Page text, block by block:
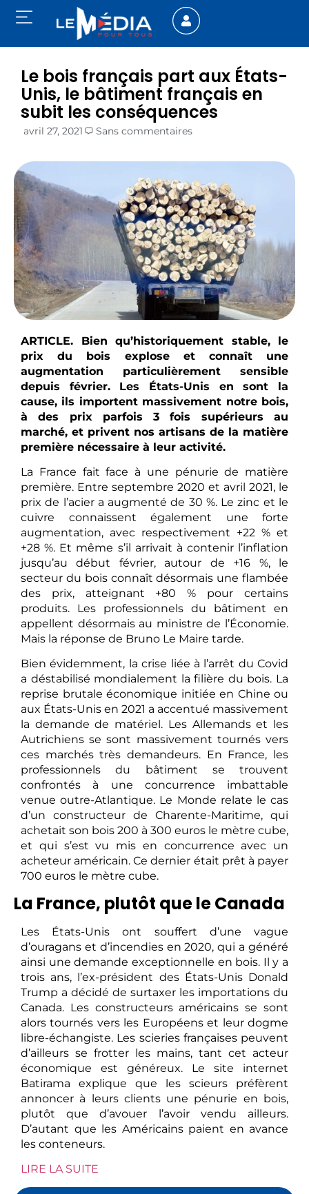
Le bois français part aux États-
Unis, le bâtiment français en
subit les conséquences
avril 27, 2021 Sans commentaires
ARTICLE. Bien qu’historiquement stable, le
prix du bois explose et connaît une
augmentation particulièrement sensible
depuis février. Les États-Unis en sont la
cause, ils importent massivement notre bois,
à des prix parfois 3 fois supérieurs au
marché, et privent nos artisans de la matière
première nécessaire à leur activité.
La France fait face à une pénurie de matière
première. Entre septembre 2020 et avril 2021, le
prix de l’acier a augmenté de 30 %. Le zinc et le
cuivre connaissent également une forte
augmentation, avec respectivement +22 % et
+28 %. Et même s’il arrivait à contenir l’inflation
jusqu’au début février, autour de +16 %, le
secteur du bois connaît désormais une flambée
des prix, atteignant +80 % pour certains
produits. Les professionnels du bâtiment en
appellent désormais au ministre de l’Économie.
Mais la réponse de Bruno Le Maire tarde.
Bien évidemment, la crise liée à l’arrêt du Covid
a déstabilisé mondialement la filière du bois. La
reprise brutale économique initiée en Chine ou
aux États-Unis en 2021 a accentué massivement
la demande de matériel. Les Allemands et les
Autrichiens se sont massivement tournés vers
ces marchés très demandeurs. En France, les
professionnels du bâtiment se trouvent
confrontés à une concurrence imbattable
venue outre-Atlantique. Le Monde relate le cas
d’un constructeur de Charente-Maritime, qui
achetait son bois 200 à 300 euros le mètre cube,
et qui s’est vu mis en concurrence avec un
acheteur américain. Ce dernier était prêt à payer
700 euros le mètre cube.
La France, plutôt que le Canada
Les États-Unis ont souffert d’une vague
d’ouragans et d’incendies en 2020, qui a généré
ainsi une demande exceptionnelle en bois. Il y a
trois ans, l’ex-président des États-Unis Donald
Trump a décidé de surtaxer les importations du
Canada. Les constructeurs américains se sont
alors tournés vers les Européens et leur dogme
libre-échangiste. Les scieries françaises peuvent
d’ailleurs se frotter les mains, tant cet acteur
économique est généreux. Le site internet
Batirama explique que les scieurs préfèrent
annoncer à leurs clients une pénurie en bois,
plutôt que d’avouer l’avoir vendu ailleurs.
D’autant que les Américains paient en avance
les conteneurs.
LIRE LA SUITE